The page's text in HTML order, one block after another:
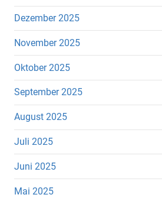
Dezember 2025
November 2025
Oktober 2025
September 2025
August 2025
Juli 2025
Juni 2025
Mai 2025